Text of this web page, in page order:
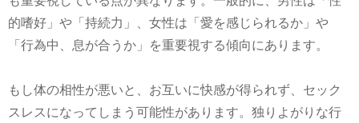
的嗜好」や「持続力」、女性は「愛を感じられるか」や
「行為中、息が合うか」を重要視する傾向にあります。
もし体の相性が悪いと、お互いに快感が得られず、セック
スレスになってしまう可能性があります。独りよがりな行